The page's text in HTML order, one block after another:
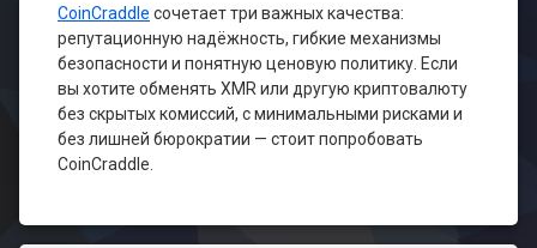
CoinCraddle сочетает три важных качества:
репутационную надёжность, гибкие механизмы
безопасности и понятную ценовую политику. Если
вы хотите обменять XMR или другую криптовалюту
без скрытых комиссий, с минимальными рисками и
без лишней бюрократии — стоит попробовать
CoinCraddle.